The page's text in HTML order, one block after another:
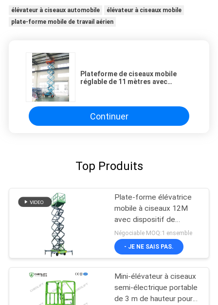
élévateur à ciseaux automobile
élévateur à ciseaux mobile
plate-forme mobile de travail aérien
Plateforme de ciseaux mobile
réglable de 11 mètres avec
Continuer
Top Produits
Plate-forme élévatrice
mobile à ciseaux 12M
avec dispositif de
traction
Négociable MOQ:1 ensemble
- JE NE SAIS PAS.
Mini-élévateur à ciseaux
semi-électrique portable
de 3 m de hauteur pour